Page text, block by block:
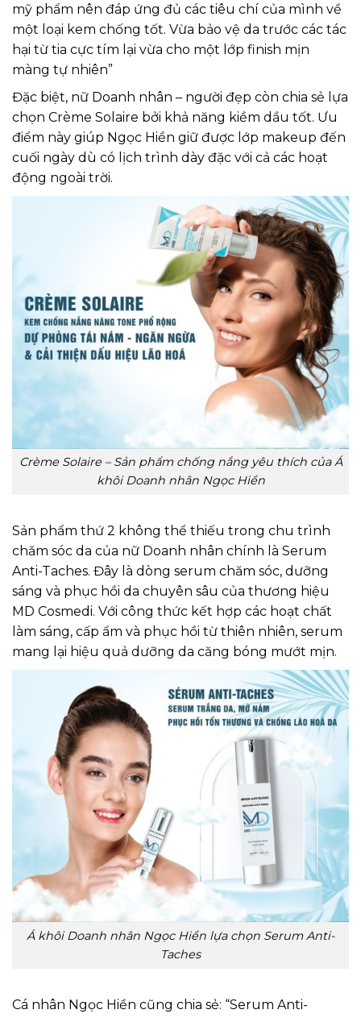
mỹ phẩm nên đáp ứng đủ các tiêu chí của mình về
một loại kem chống tốt. Vừa bảo vệ da trước các tác
hại từ tia cực tím lại vừa cho một lớp finish mịn
màng tự nhiên”
Đặc biệt, nữ Doanh nhân – người đẹp còn chia sẻ lựa
chọn Crème Solaire bởi khả năng kiềm dầu tốt. Ưu
điểm này giúp Ngọc Hiền giữ được lớp makeup đến
cuối ngày dù có lịch trình dày đặc với cả các hoạt
động ngoài trời.
Crème Solaire – Sản phẩm chống nắng yêu thích của Á
khôi Doanh nhân Ngọc Hiền
Sản phẩm thứ 2 không thể thiếu trong chu trình
chăm sóc da của nữ Doanh nhân chính là Serum
Anti-Taches. Đây là dòng serum chăm sóc, dưỡng
sáng và phục hồi da chuyên sâu của thương hiệu
MD Cosmedi. Với công thức kết hợp các hoạt chất
làm sáng, cấp ẩm và phục hồi từ thiên nhiên, serum
mang lại hiệu quả dưỡng da căng bóng mướt mịn.
Á khôi Doanh nhân Ngọc Hiền lựa chọn Serum Anti-
Taches
Cá nhân Ngọc Hiền cũng chia sẻ: “Serum Anti-